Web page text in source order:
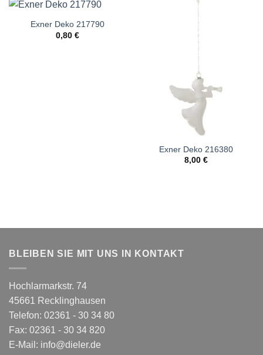
Exner Deko 217790
0,80 €
Exner Deko 216380
8,00 €
BLEIBEN SIE MIT UNS IN KONTAKT
Hochlarmarkstr. 74
45661 Recklinghausen
Telefon: 02361 - 30 34 80
Fax: 02361 - 30 34 820
E-Mail: info@dieler.de